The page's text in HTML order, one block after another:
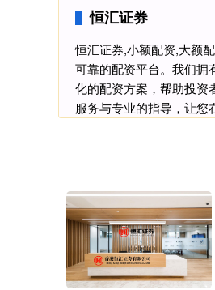
恒汇证券
恒汇证券,小额配资,大额
可靠的配资平台。我们拥
化的配资方案，帮助投资
服务与专业的指导，让您